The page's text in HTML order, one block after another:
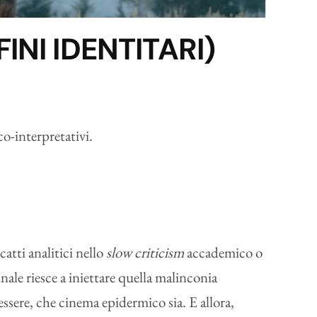
IDENTITARI)
interpretativi.
analitici nelloslow criticismaccademico o
riesce a iniettare quella malinconia
che cinema epidermico sia. E allora,